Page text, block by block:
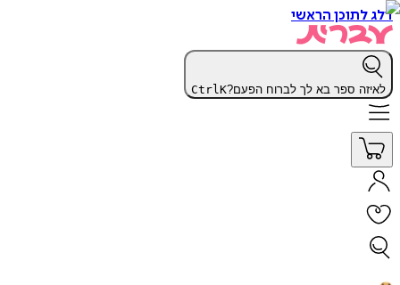
דלג לתוכן הראשי
לאיזה ספר בא לך לברוח הפעם? CtrlK